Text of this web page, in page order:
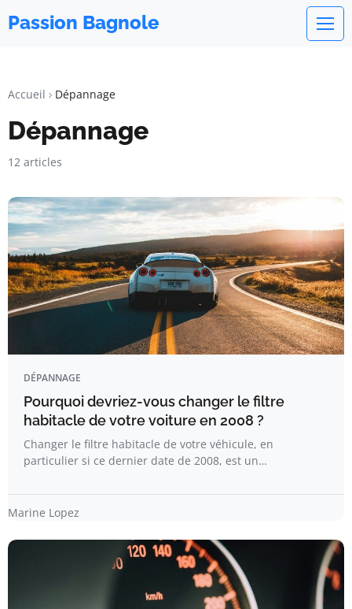
Passion Bagnole
Accueil Dépannage
Dépannage
12 articles
DÉPANNAGE
Pourquoi devriez-vous changer le filtre
habitacle de votre voiture en 2008 ?
Changer le filtre habitacle de votre véhicule, en
particulier si ce dernier date de 2008, est un…
Marine Lopez